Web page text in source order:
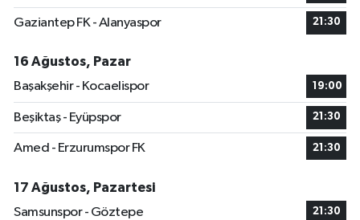
Gaziantep FK - Alanyaspor 21:30
16 Ağustos, Pazar
Başakşehir - Kocaelispor
19:00
Beşiktaş - Eyüpspor 21:30
Amed - Erzurumspor FK 21:30
17 Ağustos, Pazartesi
Samsunspor - Göztepe
21:30